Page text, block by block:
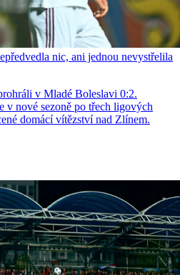
nic, ani jednou nevystřelila
v Mladé Boleslavi 0:2.
v nové sezoně po třech ligových
domácí vítězství nad Zlínem.